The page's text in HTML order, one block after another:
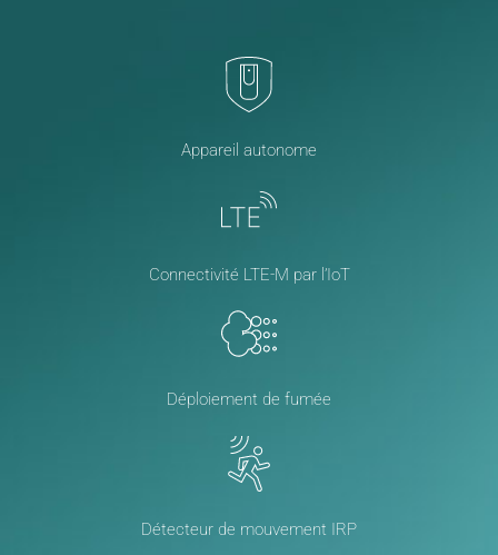
Appareil autonome
Connectivité LTE-M par l’IoT
Déploiement de fumée
Détecteur de mouvement IRP